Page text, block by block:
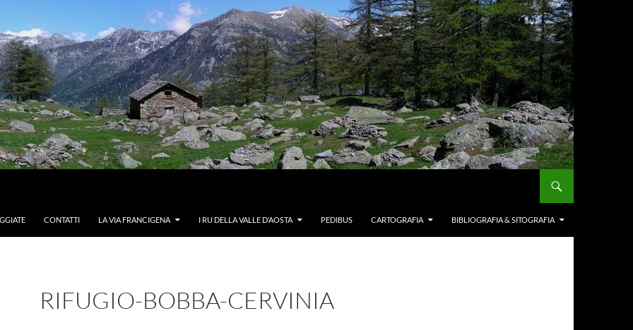
CONTATTI LA VIA FRANCIGENA I RU DELLA VALLE D’AOSTA PEDIBUS CARTOGRAFIA BIBLIOGRAFIA & SITOGRAFIA
RIFUGIO-BOBBA-CERVINIA